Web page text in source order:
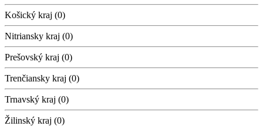
Košický kraj (0)
Nitriansky kraj (0)
Prešovský kraj (0)
Trenčiansky kraj (0)
Trnavský kraj (0)
Žilinský kraj (0)